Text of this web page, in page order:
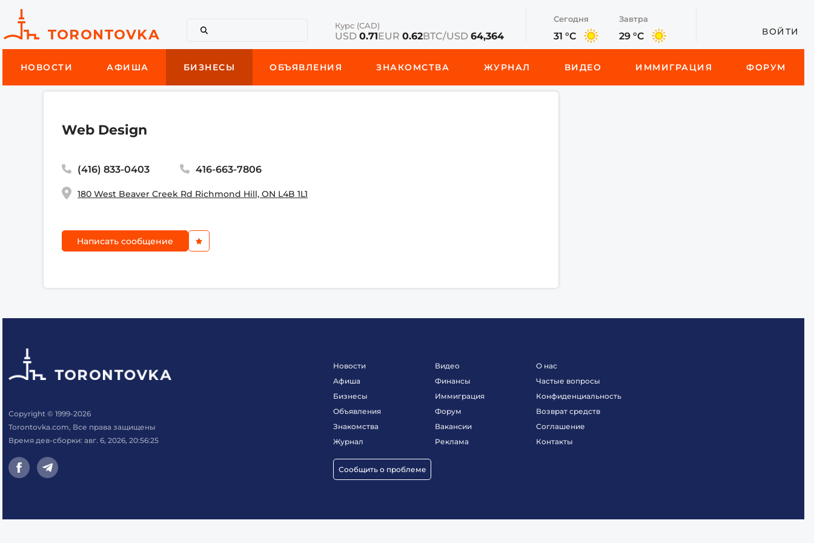
Курс (CAD)
USD 0.71EUR 0.62BTC/USD 64,364
Сегодня
31 °C
Завтра
29 °C ВОЙТИ
НОВОСТИ АФИША БИЗНЕСЫ ОБЪЯВЛЕНИЯ ЗНАКОМСТВА ЖУРНАЛ ВИДЕО ИММИГРАЦИЯ ФОРУМ
Web Design
(416) 833-0403 416-663-7806
180 West Beaver Creek Rd Richmond Hill, ON L4B 1L1
Написать сообщение
Copyright © 1999-2026
Torontovka.com, Все права защищены
Время дев-сборки: авг. 6, 2026, 20:56:25
Новости
Афиша
Бизнесы
Объявления
Знакомства
Журнал
Сообщить о проблеме
Видео
Финансы
Иммиграция
Форум
Вакансии
Реклама
О нас
Частые вопросы
Конфиденциальность
Возврат средств
Соглашение
Контакты